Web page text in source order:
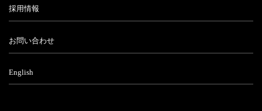
採用情報
お問い合わせ
English